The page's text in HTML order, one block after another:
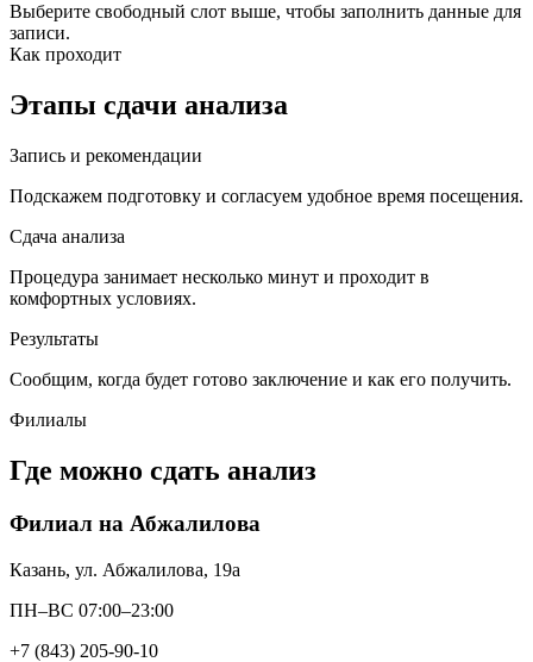
Выберите свободный слот выше, чтобы заполнить данные для
записи.
Как проходит
Этапы сдачи анализа
Запись и рекомендации
Подскажем подготовку и согласуем удобное время посещения.
Сдача анализа
Процедура занимает несколько минут и проходит в
комфортных условиях.
Результаты
Сообщим, когда будет готово заключение и как его получить.
Филиалы
Где можно сдать анализ
Филиал на Абжалилова
Казань, ул. Абжалилова, 19а
ПН–ВС 07:00–23:00
+7 (843) 205-90-10